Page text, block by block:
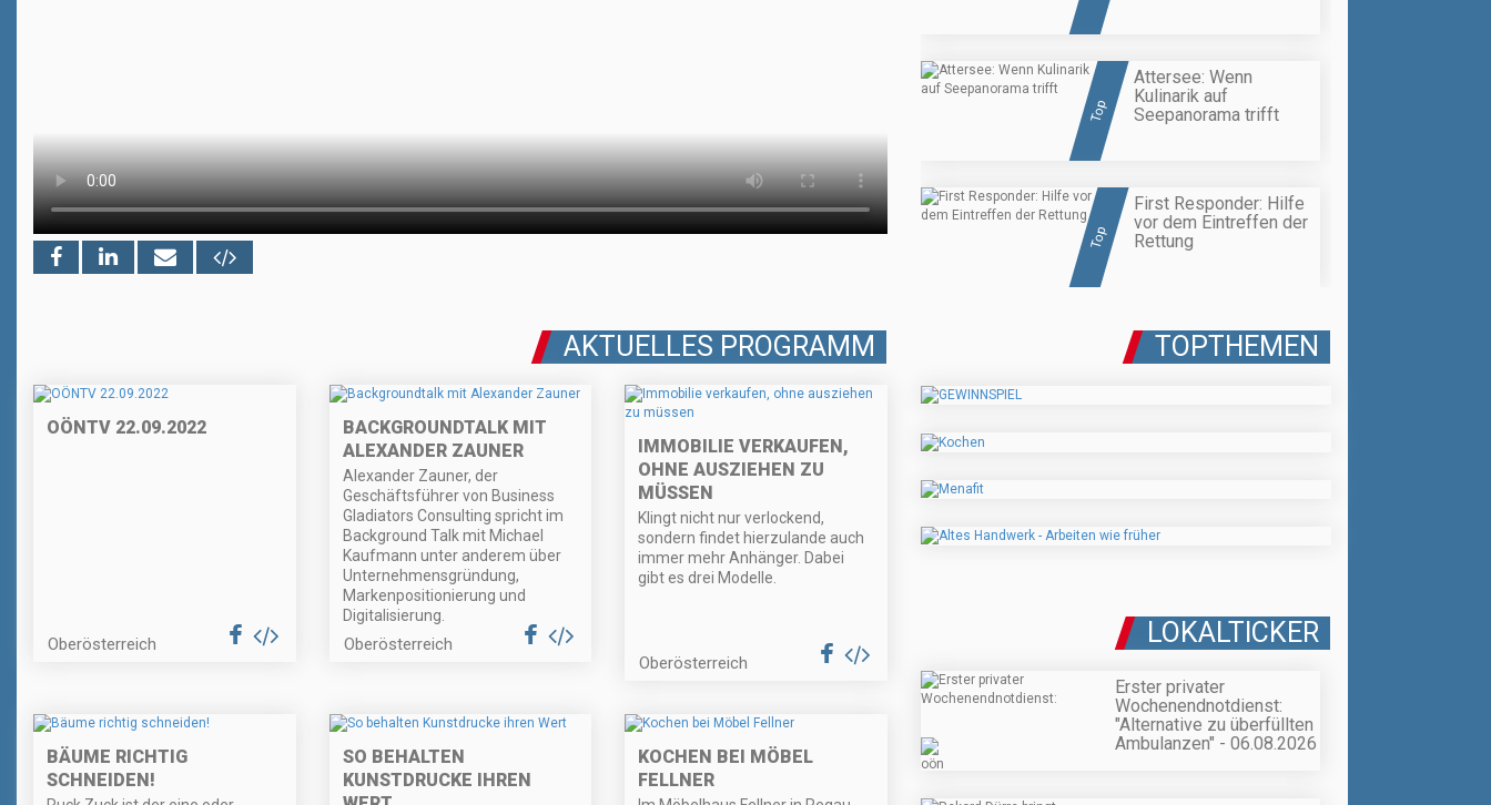
Top
Attersee: Wenn
Kulinarik auf
Seepanorama trifft
Top
First Responder: Hilfe
vor dem Eintreffen der
Rettung
AKTUELLES PROGRAMM
OÖNTV 22.09.2022
Oberösterreich
BACKGROUNDTALK MIT
ALEXANDER ZAUNER
Alexander Zauner, der
Geschäftsführer von Business
Gladiators Consulting spricht im
Background Talk mit Michael
Kaufmann unter anderem über
Unternehmensgründung,
Markenpositionierung und
Digitalisierung.
Oberösterreich
IMMOBILIE VERKAUFEN,
OHNE AUSZIEHEN ZU
MÜSSEN
Klingt nicht nur verlockend,
sondern findet hierzulande auch
immer mehr Anhänger. Dabei
gibt es drei Modelle.
Oberösterreich
BÄUME RICHTIG
SCHNEIDEN!
SO BEHALTEN
KUNSTDRUCKE IHREN
KOCHEN BEI MÖBEL
FELLNER
TOPTHEMEN
LOKALTICKER
Erster privater
Wochenendnotdienst:
"Alternative zu überfüllten
Ambulanzen" - 06.08.2026